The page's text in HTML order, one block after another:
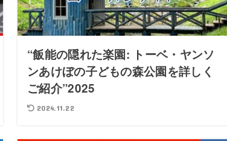
“飯能の隠れた楽園: トーベ・ヤンソ
ンあけぼの子どもの森公園を詳しく
ご紹介”2025
2024.11.22